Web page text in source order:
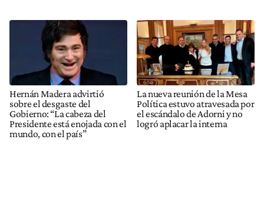
Hernán Madera advirtió
sobre el desgaste del
Gobierno: “La cabeza del
Presidente está enojada con el
mundo, con el país”
La nueva reunión de la Mesa
Política estuvo atravesada por
el escándalo de Adorni y no
logró aplacar la interna